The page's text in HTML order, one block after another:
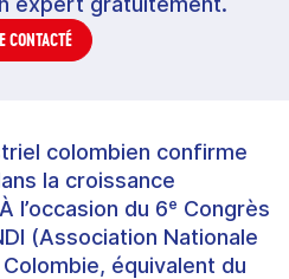
CONTACTÉ
colombien confirme
la croissance
l’occasion du 6ᵉ Congrès
(Association Nationale
équivalent du